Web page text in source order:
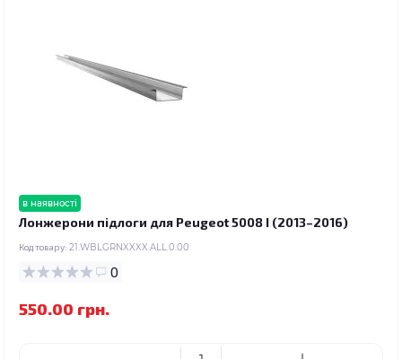
в наявності
Лонжерони підлоги для Peugeot 5008 I (2013–2016)
Код товару: 21.WBLGRNXXXX.ALL.0.00
0
550.00 грн.